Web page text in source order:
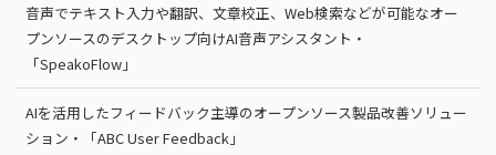
音声でテキスト入力や翻訳、文章校正、Web検索などが可能なオー
プンソースのデスクトップ向けAI音声アシスタント・
「SpeakoFlow」
AIを活用したフィードバック主導のオープンソース製品改善ソリュー
ション・「ABC User Feedback」